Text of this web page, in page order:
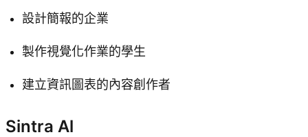
設計簡報的企業
製作視覺化作業的學生
建立資訊圖表的內容創作者
Sintra Al